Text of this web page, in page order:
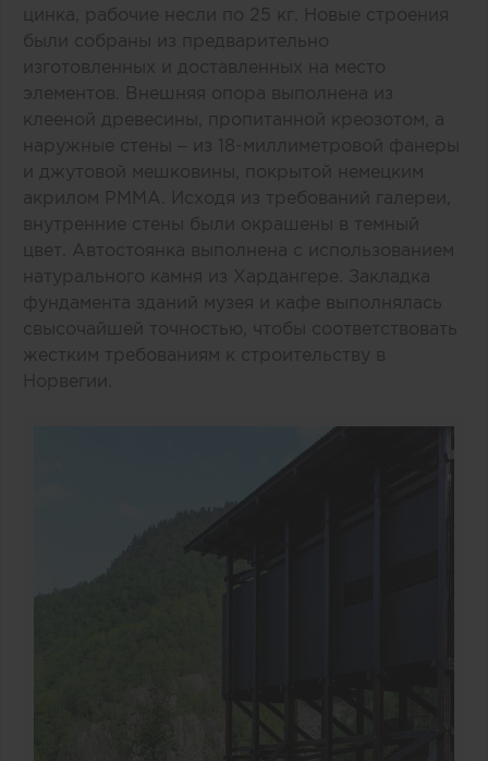
цинка, рабочие несли по 25 кг. Новые строения
были собраны из предварительно
изготовленных и доставленных на место
элементов. Внешняя опора выполнена из
клееной древесины, пропитанной креозотом, а
наружные стены – из 18-миллиметровой фанеры
и джутовой мешковины, покрытой немецким
акрилом PMMA. Исходя из требований галереи,
внутренние стены были окрашены в темный
цвет. Автостоянка выполнена с использованием
натурального камня из Хардангере. Закладка
фундамента зданий музея и кафе выполнялась
cвысочайшей точностью, чтобы соответствовать
жестким требованиям к строительству в
Норвегии.